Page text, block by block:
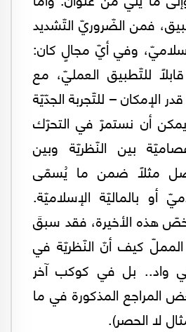
فمن الضّروريّ التّشديد
وفي أيّ مجالٍ كان:
للتّطبيق العمليّ، مع
الإمكان – للتّجربة الجدّيّة
أن نستمرّ في التحرّك
بين النّظريّة وبين
مثلاً ضمن ما يُسمّى
أو بالماليّة الإسلاميّة.
هذه الأخيرة، فقد سبقَ
كيف أنّ النّظريّة في
واد.. بل في كوكب آخر
المراجع المذكورة في ما
لا الحصر).